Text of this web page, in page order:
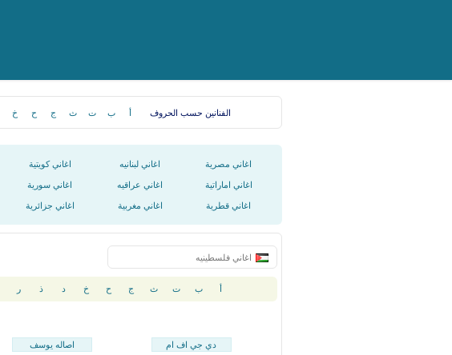
الفنانين حسب الحروف أ ب ت ث ج ح خ
اغاني مصرية اغاني لبنانيه اغاني كويتية
اغاني اماراتية اغاني عراقيه اغاني سورية
اغاني قطرية اغاني مغربية اغاني جزائرية
اغاني فلسطينيه
أ ب ت ث ج ح خ د ذ ر
دي جي اف ام اصاله يوسف